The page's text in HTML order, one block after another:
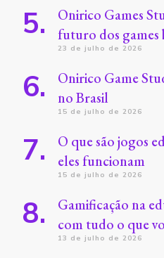
Onirico Games
futuro dos games
23 de julho de 2026
Onirico Game
no Brasil
15 de julho de 2026
O que são jogos
eles funcionam
15 de julho de 2026
Gamificação na
com tudo o que
13 de julho de 2026